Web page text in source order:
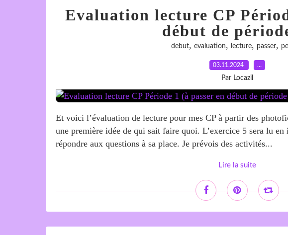
Evaluation lecture CP
début de
debut, evaluation, lecture, passer,
03.11.2024 …
Par Locazil
Et voici l’évaluation de lecture pour mes CP à partir des
une première idée de qui sait faire quoi. L’exercice 5 sera lu
répondre aux questions à sa place. Je prévois des activités...
Lire la suite